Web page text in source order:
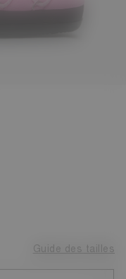
Guide des tailles